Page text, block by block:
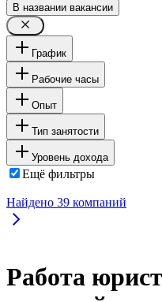
В названии вакансии
График
Рабочие часы
Опыт
Тип занятости
Уровень дохода
Ещё фильтры
Найдено 39 компаний
Работа